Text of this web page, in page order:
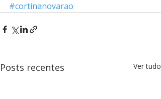
#cortinanovarao
Posts recentes Ver tudo